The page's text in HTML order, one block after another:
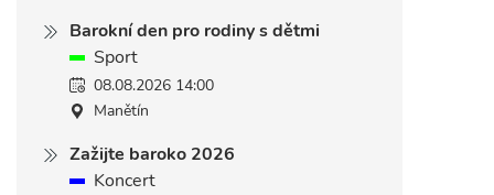
Barokní den pro rodiny s dětmi
Sport
08.08.2026 14:00
Manětín
Zažijte baroko 2026
Koncert